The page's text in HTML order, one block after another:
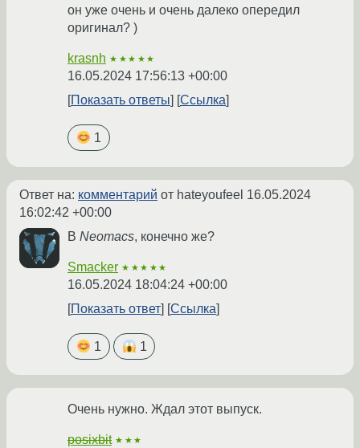
он уже очень и очень далеко опередил
оригинал? )
krasnh ★★★★★
16.05.2024 17:56:13 +00:00
Показать ответы
Ссылка
1
Ответ на: комментарий от hateyoufeel 16.05.2024
16:02:42 +00:00
В Neomacs, конечно же?
Smacker ★★★★★
16.05.2024 18:04:24 +00:00
Показать ответ
Ссылка
1 1
Очень нужно. Ждал этот выпуск.
posixbit ★★★